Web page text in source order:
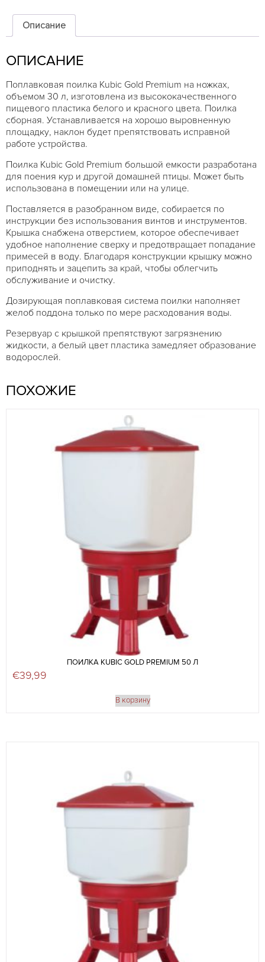
Kubic
Gold
Premium
л
Описание
ОПИСАНИЕ
Поплавковая поилка Kubic Gold Premium на ножках,
объемом 30 л, изготовлена из высококачественного
пищевого пластика белого и красного цвета. Поилка
сборная. Устанавливается на хорошо выровненную
площадку, наклон будет препятствовать исправной
работе устройства.
Поилка Kubic Gold Premium большой емкости разработана
для поения кур и другой домашней птицы. Может быть
использована в помещении или на улице.
Поставляется в разобранном виде, собирается по
инструкции без использования винтов и инструментов.
Крышка снабжена отверстием, которое обеспечивает
удобное наполнение сверху и предотвращает попадание
примесей в воду. Благодаря конструкции крышку можно
приподнять и зацепить за край, чтобы облегчить
обслуживание и очистку.
Дозирующая поплавковая система поилки наполняет
желоб поддона только по мере расходования воды.
Резервуар с крышкой препятствуют загрязнению
жидкости, а белый цвет пластика замедляет образование
водорослей.
ПОХОЖИЕ
ПОИЛКА KUBIC GOLD PREMIUM 50 Л
€39,99
В корзину